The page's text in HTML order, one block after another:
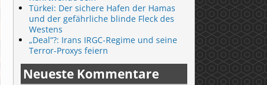
Türkei: Der sichere Hafen der Hamas
und der gefährliche blinde Fleck des
Westens
„Deal“?: Irans IRGC-Regime und seine
Terror-Proxys feiern
Neueste Kommentare